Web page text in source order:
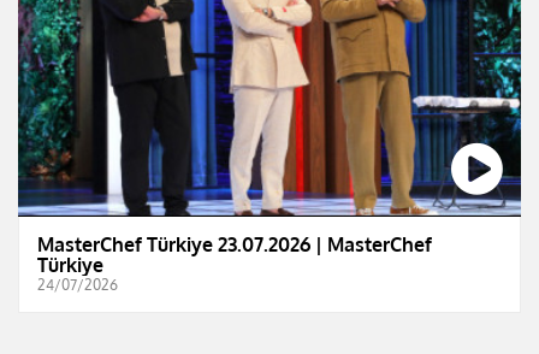
MasterChef Türkiye 23.07.2026 | MasterChef
Türkiye
24/07/2026